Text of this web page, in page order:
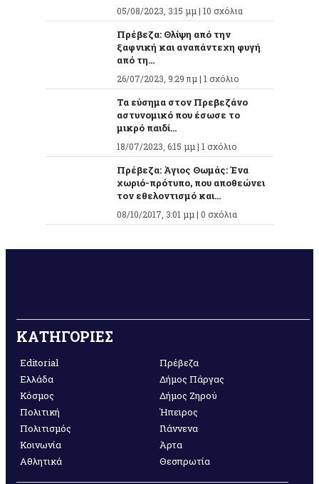
05/08/2023, 3:15 μμ | 10 σχόλια
Πρέβεζα: Θλίψη από την
ξαφνική και αναπάντεχη φυγή
από τη...
26/07/2023, 9:29 πμ | 1 σχόλιο
Τα εύσημα στον Πρεβεζάνο
αστυνομικό που έσωσε το
μικρό παιδί...
18/07/2023, 6:15 μμ | 1 σχόλιο
Πρέβεζα: Άγιος Θωμάς: Ένα
χωριό-πρότυπο, που αποθεώνει
τον εθελοντισμό και...
08/10/2017, 3:01 μμ | 0 σχόλια
ΚΑΤΗΓΟΡΙΕΣ
Editorial
Ελλάδα
Κόσμος
Πολιτική
Πολιτισμός
Κοινωνία
Αθλητικά
Πρέβεζα
Δήμος Πάργας
Δήμος Ζηρού
Ήπειρος
Γιάννενα
Άρτα
Θεσπρωτία